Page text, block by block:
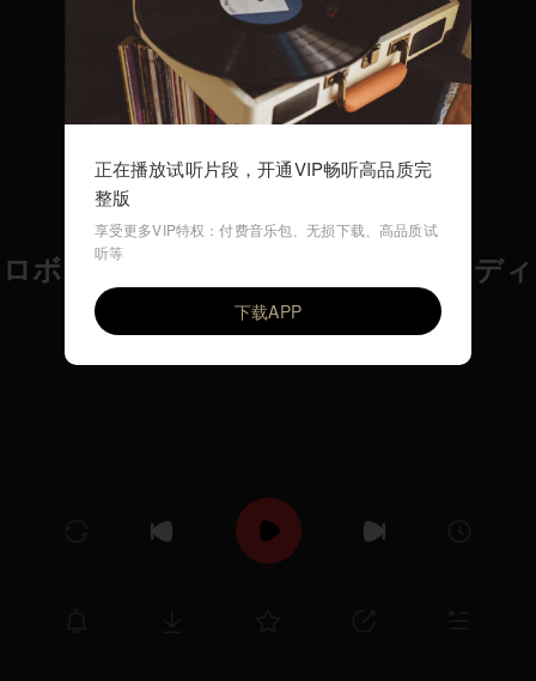
ボス讃歌 I. クリマツォニィー（デ
Yasuji Ohagi
正在播放试听片段，开通VIP畅听高品质完
整版
享受更多VIP特权：付费音乐包、无损下载、高品质试
听等
下载APP